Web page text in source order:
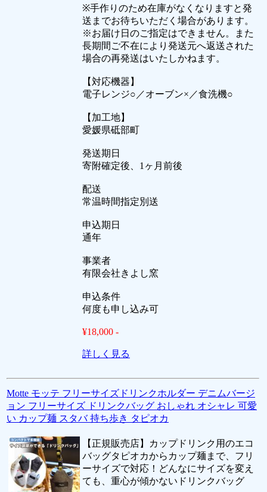
※手作りのため在庫がなくなりますと発
送までお待ちいただく場合があります。
※お届け日のご指定はできません。また
長期間ご不在により発送元へ返送された
場合の再発送はいたしかねます。
【対応機器】
電子レンジ○／オーブン×／食洗機○
【加工地】
愛媛県砥部町
発送期日
寄附確定後、1ヶ月前後
配送
常温時間指定別送
申込期日
通年
事業者
有限会社きよし窯
申込条件
何度も申し込み可
¥18,000 -
詳しく見る
Motte モッテ フリーサイズドリンクホルダー デニムバージ
ョン フリーサイズ ドリンクバッグ おしゃれ オシャレ 可愛
い カップ麺 スタバ 持ち歩き タピオカ
【正規販売店】カップドリンク用のエコ
バッグタピオカからカップ麺まで、フリ
ーサイズで対応！どんなにサイズを変え
ても、重心が傾かないドリンクバッグ